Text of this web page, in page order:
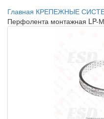
Главная КРЕПЕЖНЫЕ
Перфолента монтажная LP-